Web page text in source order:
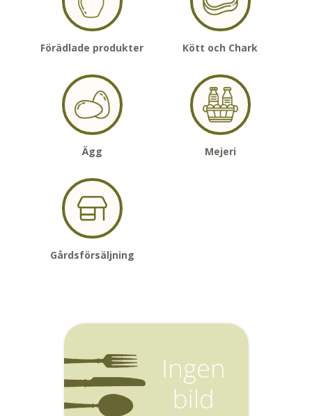
Förädlade produkter Kött och Chark
Ägg Mejeri
Gårdsförsäljning